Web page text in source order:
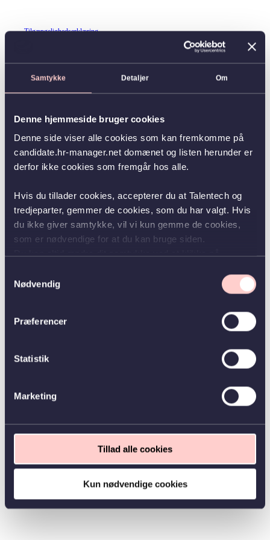
Samtykke Detaljer Om
Denne hjemmeside bruger cookies
Denne side viser alle cookies som kan fremkomme på
candidate.hr-manager.net domænet og listen herunder er
derfor ikke cookies som fremgår hos alle.
Hvis du tillader cookies, accepterer du at Talentech og
tredjeparter, gemmer de cookies, som du har valgt. Hvis
du ikke giver samtykke, vil vi kun gemme de cookies,
som er nødvendige for at du kan bruge siden.
Nødvendig
Præferencer
Statistik
Marketing
Tillad alle cookies
Kun nødvendige cookies
Tilgængelighedserklæring